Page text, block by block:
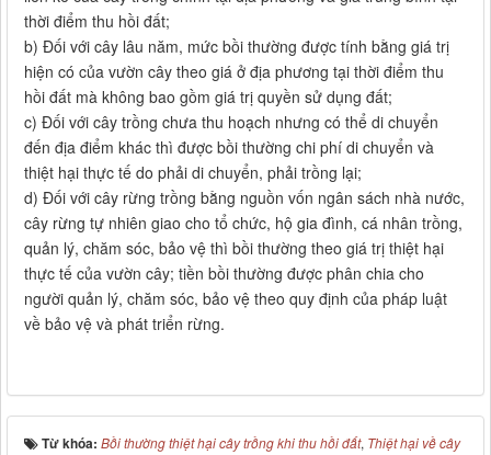
thời điểm thu hồi đất;
b) Đối với cây lâu năm, mức bồi thường được tính bằng giá trị
hiện có của vườn cây theo giá ở địa phương tại thời điểm thu
hồi đất mà không bao gồm giá trị quyền sử dụng đất;
c) Đối với cây trồng chưa thu hoạch nhưng có thể di chuyển
đến địa điểm khác thì được bồi thường chi phí di chuyển và
thiệt hại thực tế do phải di chuyển, phải trồng lại;
d) Đối với cây rừng trồng bằng nguồn vốn ngân sách nhà nước,
cây rừng tự nhiên giao cho tổ chức, hộ gia đình, cá nhân trồng,
quản lý, chăm sóc, bảo vệ thì bồi thường theo giá trị thiệt hại
thực tế của vườn cây; tiền bồi thường được phân chia cho
người quản lý, chăm sóc, bảo vệ theo quy định của pháp luật
về bảo vệ và phát triển rừng.
Từ khóa: Bồi thường thiệt hại cây trồng khi thu hồi đất, Thiệt hại về cây